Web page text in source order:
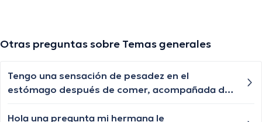
Otras preguntas sobre Temas generales
Tengo una sensación de pesadez en el
estómago después de comer, acompañada de
posibles causas de esta sensación y cuándo
Hola una pregunta mi hermana le